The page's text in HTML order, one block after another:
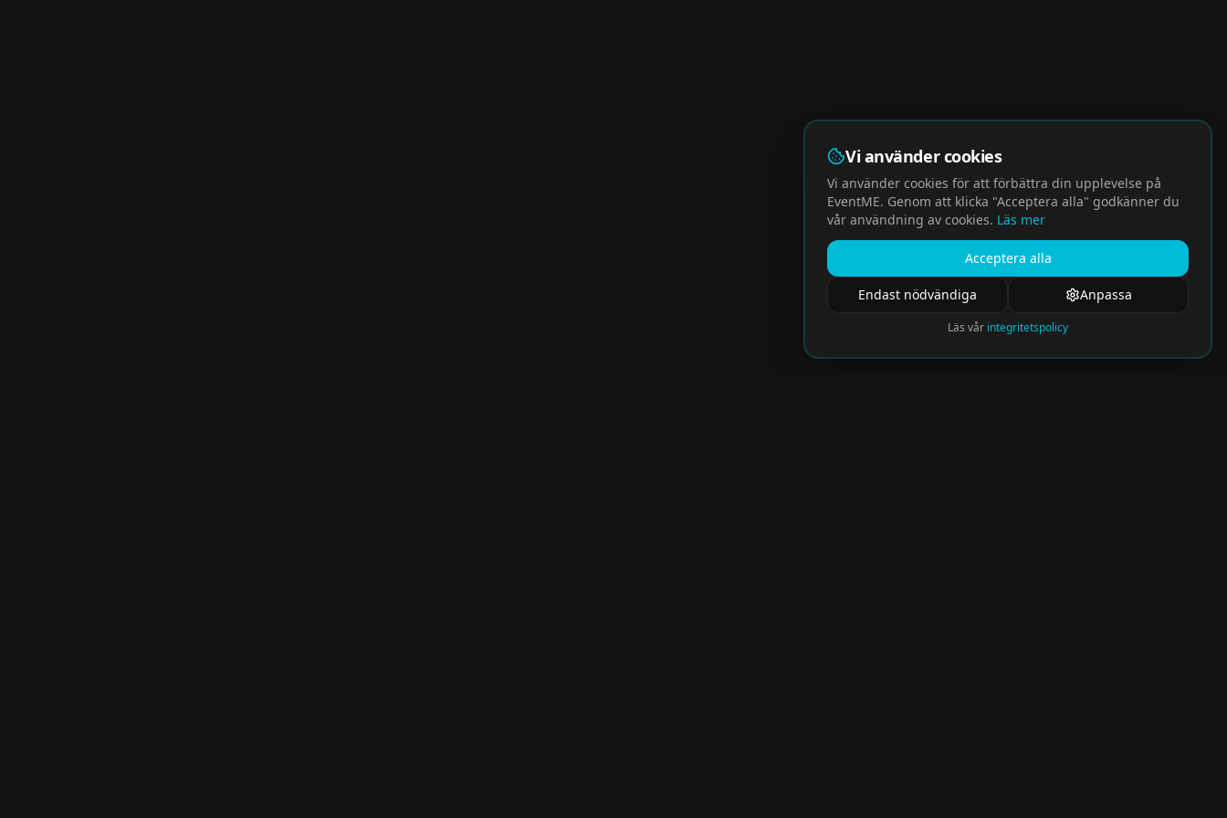
Vi använder cookies
Vi använder cookies för att förbättra din upplevelse på
EventME. Genom att klicka "Acceptera alla" godkänner du
vår användning av cookies. Läs mer
Acceptera alla
Endast nödvändiga Anpassa
Läs vår integritetspolicy